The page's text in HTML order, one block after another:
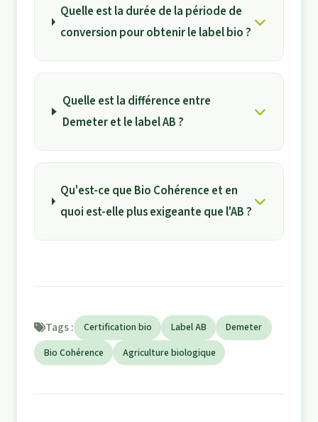
Quelle est la durée de la période de
conversion pour obtenir le label bio ?
Quelle est la différence entre
Demeter et le label AB ?
Qu'est-ce que Bio Cohérence et en
quoi est-elle plus exigeante que l'AB ?
Tags : Certification bio Label AB
Demeter
Bio Cohérence
Agriculture biologique